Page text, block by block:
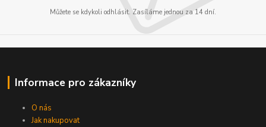
Můžete se kdykoli odhlásit. Zasíláme jednou za 14 dní.
Informace pro zákazníky
O nás
Jak nakupovat